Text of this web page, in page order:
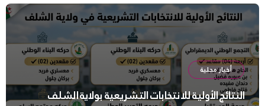
أخبار محلية
النتائج الأولية للانتخابات التشريعية بولاية الشلف